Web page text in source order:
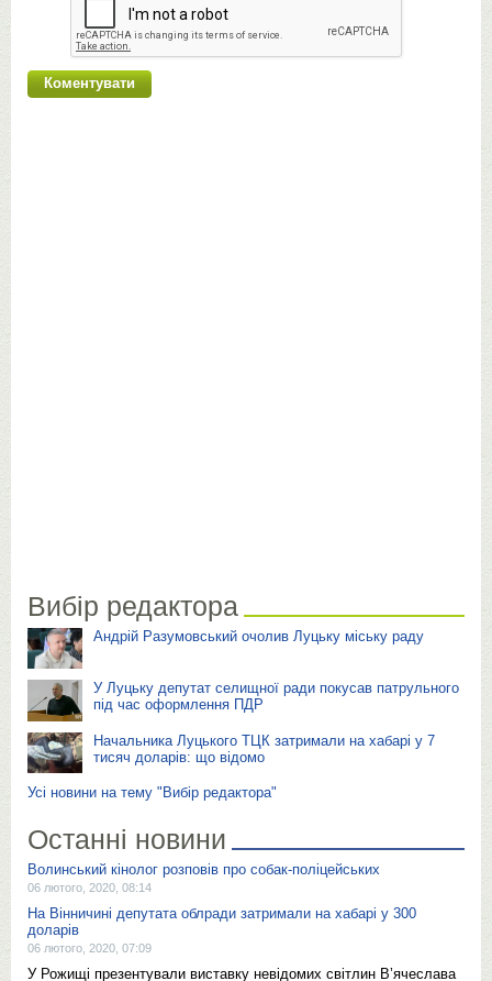
Вибір редактора
Андрій Разумовський очолив Луцьку міську раду
У Луцьку депутат селищної ради покусав патрульного
під час оформлення ПДР
Начальника Луцького ТЦК затримали на хабарі у 7
тисяч доларів: що відомо
Усі новини на тему "Вибір редактора"
Останні новини
Волинський кінолог розповів про собак-поліцейських
06 лютого, 2020, 08:14
На Вінничині депутата облради затримали на хабарі у 300
доларів
06 лютого, 2020, 07:09
У Рожищі презентували виставку невідомих світлин В’ячеслава